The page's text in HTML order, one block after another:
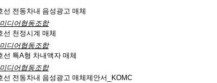
전동차내 음성광고 매체
디어협동조합
천정시계 매체
디어협동조합
특A형 차내액자 매체
디어협동조합
선 전동차내 음성광고 매체제안서_KOMC